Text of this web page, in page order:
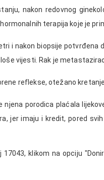
nakon redovnog
terapija koje je
i nakon biopsije potvrđena
vijesti. Rak je
reflekse, otežano
njena porodica plaćala
jer imaju i kredit, pored
klikom na opciju